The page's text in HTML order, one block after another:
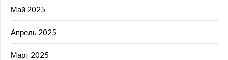
Май 2025
Апрель 2025
Март 2025